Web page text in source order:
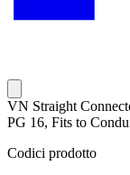
VN Straight
PG 16, Fits to
Codici prodotto